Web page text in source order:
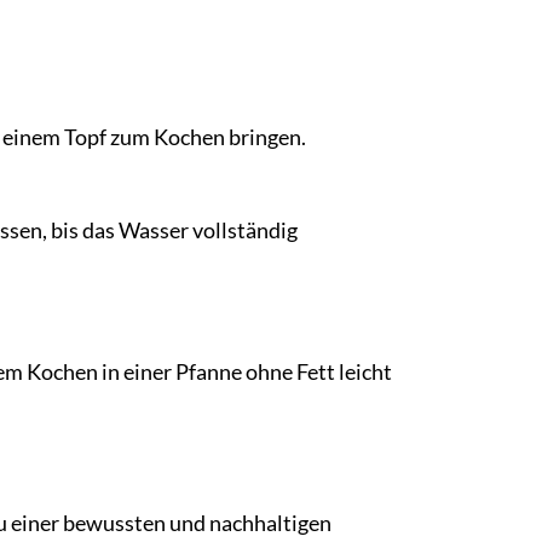
Topf zum Kochen bringen.
bis das Wasser vollständig
Kochen in einer Pfanne ohne Fett leicht
bewussten und nachhaltigen